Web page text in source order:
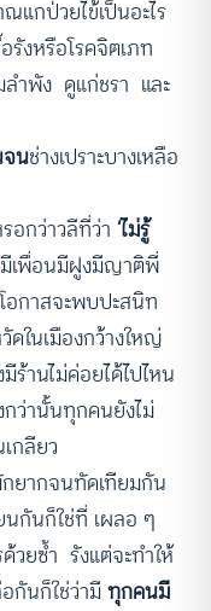
กป่วยไข้เป็นอะไร
รังหรือโรคจิตเภท
ำพัง ดูแก่ชรา และ
นช่างเปราะบางเหลือ
อกว่าวลีที่ว่า ‘ไม่รู้
เพื่อนมีฝูงมีญาติพี่
กาสจะพบปะสนิท
ดในเมืองกว้างใหญ่
ร้านไม่ค่อยได้ไปไหน
กว่านั้นทุกคนยังไม่
กลียว
ยากจนทัดเทียมกัน
นกันก็ใช่ที่ เผลอ ๆ
ด้วยซ้ำ รังแต่จะทำให้
กันก็ใช่ว่ามีทุกคนมี